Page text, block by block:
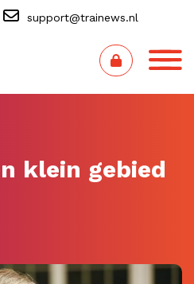
support@trainews.nl
klein gebied